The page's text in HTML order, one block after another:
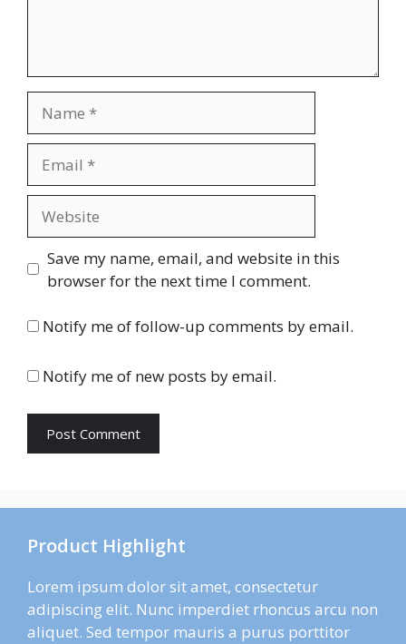
Save my name, email, and website in this
browser for the next time I comment.
Notify me of follow-up comments by email.
Notify me of new posts by email.
Product Highlight
Lorem ipsum dolor sit amet, consectetur
adipiscing elit. Nunc imperdiet rhoncus arcu non
aliquet. Sed tempor mauris a purus porttitor